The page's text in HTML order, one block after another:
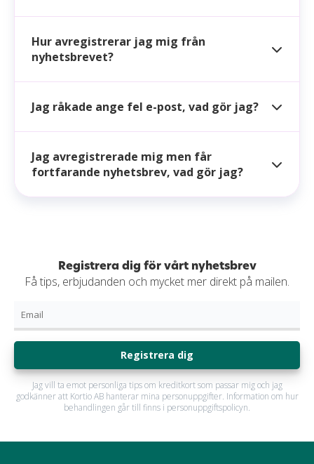
Hur avregistrerar jag mig från
nyhetsbrevet?
Jag råkade ange fel e-post, vad gör jag?
Jag avregistrerade mig men får
fortfarande nyhetsbrev, vad gör jag?
Registrera dig för vårt nyhetsbrev
Få tips, erbjudanden och mycket mer direkt på mailen.
Registrera dig
Jag vill ta emot personliga tips om kreditkort som passar mig och jag
godkänner att Kortio AB hanterar mina personuppgifter. Information om hur
behandlingen går till finns i personuppgiftspolicyn.